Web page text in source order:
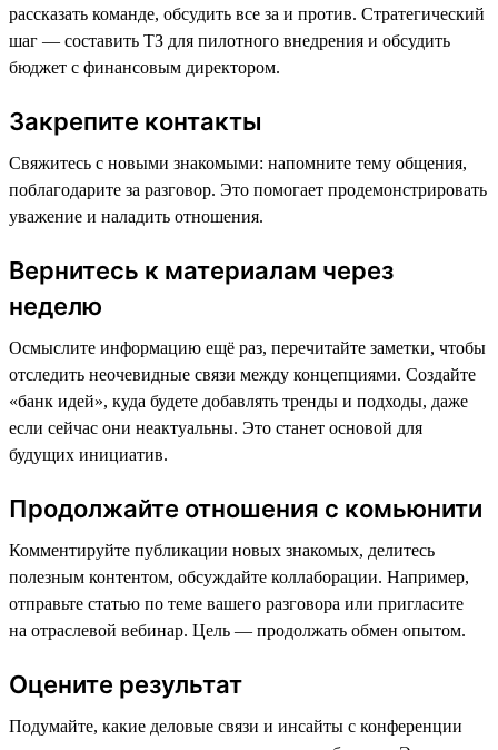
рассказать команде, обсудить все за и против. Стратегический
шаг — составить ТЗ для пилотного внедрения и обсудить
бюджет с финансовым директором.
Закрепите контакты
Свяжитесь с новыми знакомыми: напомните тему общения,
поблагодарите за разговор. Это помогает продемонстрировать
уважение и наладить отношения.
Вернитесь к материалам через
неделю
Осмыслите информацию ещё раз, перечитайте заметки, чтобы
отследить неочевидные связи между концепциями. Создайте
«банк идей», куда будете добавлять тренды и подходы, даже
если сейчас они неактуальны. Это станет основой для
будущих инициатив.
Продолжайте отношения с комьюнити
Комментируйте публикации новых знакомых, делитесь
полезным контентом, обсуждайте коллаборации. Например,
отправьте статью по теме вашего разговора или пригласите
на отраслевой вебинар. Цель — продолжать обмен опытом.
Оцените результат
Подумайте, какие деловые связи и инсайты с конференции